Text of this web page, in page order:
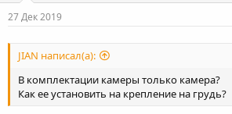
27 Дек 2019
JIAN написал(а):
В комплектации камеры только камера?
Как ее установить на крепление на грудь?